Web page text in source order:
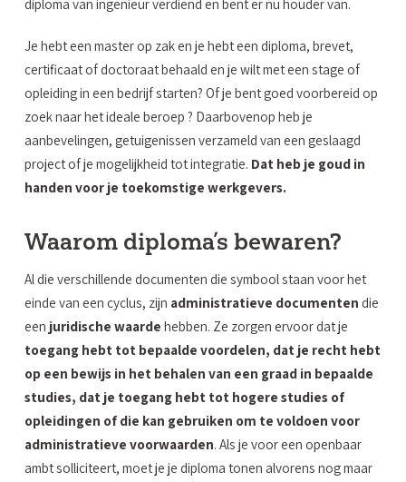
Je hebt een master op zak en je hebt een diploma, brevet,
certificaat of doctoraat behaald en je wilt met een stage of
opleiding in een bedrijf starten? Of je bent goed voorbereid op
zoek naar het ideale beroep ? Daarbovenop heb je
aanbevelingen, getuigenissen verzameld van een geslaagd
project of je mogelijkheid tot integratie. Dat heb je goud in
handen voor je toekomstige werkgevers.
Waarom diploma’s bewaren?
Al die verschillende documenten die symbool staan voor het
einde van een cyclus, zijn administratieve documenten die
een juridische waarde hebben. Ze zorgen ervoor dat je
toegang hebt tot bepaalde voordelen, dat je recht hebt
op een bewijs in het behalen van een graad in bepaalde
studies, dat je toegang hebt tot hogere studies of
opleidingen of die kan gebruiken om te voldoen voor
administratieve voorwaarden. Als je voor een openbaar
ambt solliciteert, moet je je diploma tonen alvorens nog maar